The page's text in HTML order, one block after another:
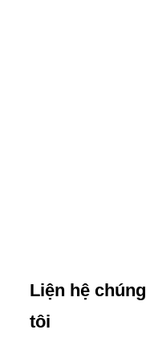
Liện hệ chúng
tôi